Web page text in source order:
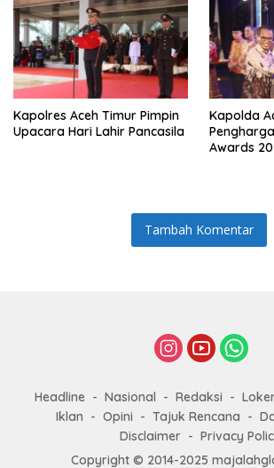
Muhammad Di Tiro &
Deklarasi Dukungan Mualem
Gubernur dan H. Sulaiman
Bupati Aceh Timur di Dayah
Paya Pasi
Kapolres Aceh Timur Pimpin
Upacara Hari Lahir Pancasila
Kapolda
Awards
Tambah Komentar
Headline Nasional Redaksi
Iklan
Opini Tajuk Rencana
Disclaimer
Privacy
Copyright © 2014-2025